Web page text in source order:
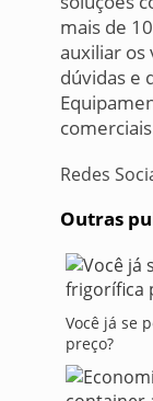
mais de
auxiliar os
dúvidas e
Redes
Outras
Você já se
preço?